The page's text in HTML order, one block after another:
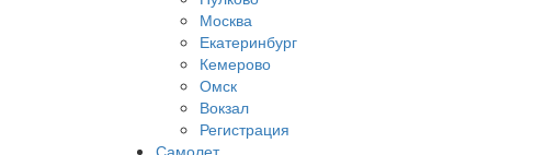
Москва
Екатеринбург
Кемерово
Омск
Вокзал
Регистрация
Самолет